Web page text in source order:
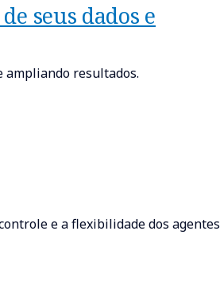
seus dados e
ampliando resultados.
e a flexibilidade dos agentes